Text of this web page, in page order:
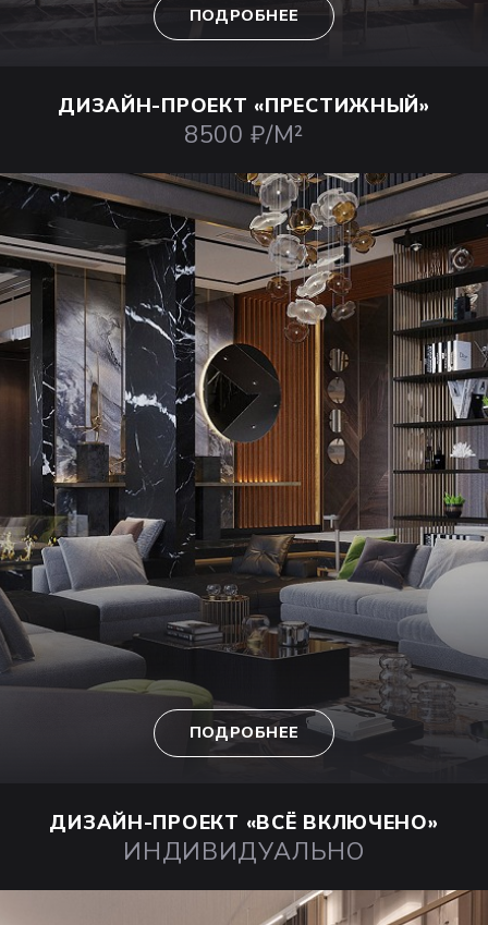
ПОДРОБНЕЕ
ДИЗАЙН-ПРОЕКТ «ПРЕСТИЖНЫЙ»
8500 ₽/М²
ПОДРОБНЕЕ
ДИЗАЙН-ПРОЕКТ «ВСЁ ВКЛЮЧЕНО»
ИНДИВИДУАЛЬНО